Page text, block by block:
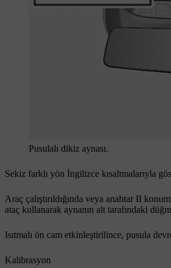
Pusulalı dikiz aynası.
Sekiz farklı yön İngilizce kısaltmalarıyla
Araç çalıştırıldığında veya anahtar II
ataç kullanarak aynanın alt tarafındaki
Isıtmalı ön cam etkinleştirilince, pusula
Kalibrasyon